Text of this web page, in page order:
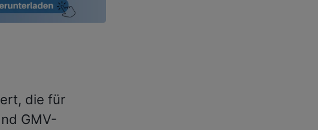
die für
GMV-